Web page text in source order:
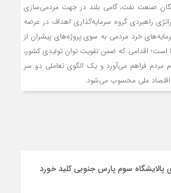
صنعت نفت، گامی بلند در جهت مردمی‌سازی
راهبردی گروه سرمایه‌گذاری اهداف در عرضه
خرد مردمی به سوی پروژه‌های پیشران از
است؛ اقدامی که ضمن تقویت توان تولیدی کشور،
مردم فراهم می‌آورد و یک الگوی تعاملی دو سر
اقتصاد ملی محسوب می‌شود.
پالایشگاه سوم پارس جنوبی کلید خورد